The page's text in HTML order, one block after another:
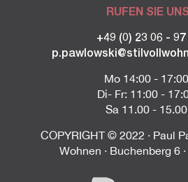
RUFEN SIE
+49 (0) 23 06 - 97
Mo 14:00 -
Di- Fr: 11:00 -
Sa 11.00 -
COPYRIGHT © 2022 · Paul
Wohnen · Buchenberg 6